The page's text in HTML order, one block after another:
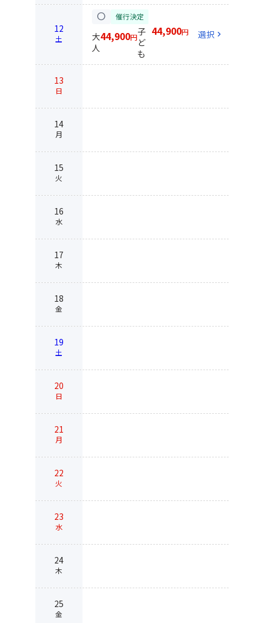
12
土
circle 催行決定
大
人
44,900円子
ど
も
44,900円 選択 chevron_right
13
日
14
月
15
火
16
水
17
木
18
金
19
土
20
日
21
月
22
火
23
水
24
木
25
金